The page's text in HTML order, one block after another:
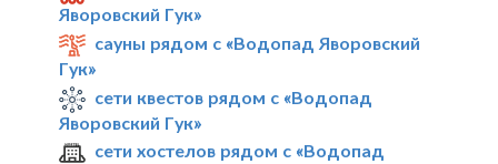
Яворовский Гук»
сауны рядом с «Водопад Яворовский
Гук»
сети квестов рядом с «Водопад
Яворовский Гук»
сети хостелов рядом с «Водопад